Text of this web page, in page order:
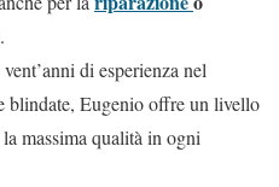
.
di esperienza nel
blindate, Eugenio offre un livello
massima qualità in ogni